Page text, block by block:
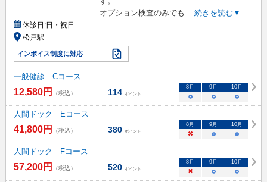
オプション検査のみでも
続きを読む▼
休診日:日・祝日
松戸駅
インボイス制度に対応
一般健診 Cコース
12,580円 （税込） 114 ポイント
8 月 9 月 10月
○ ○ ○
人間ドック Eコース
41,800円 （税込） 380 ポイント
8 月 9 月 10月
× ○ ○
人間ドック Fコース
57,200円 （税込） 520 ポイント
8 月 9 月 10月
× ○ ○